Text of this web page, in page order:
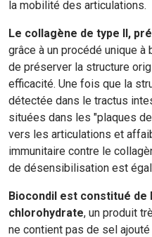
la mobilité des articulations.
Le collagène de type II,
grâce à un procédé unique
de préserver la structure
efficacité. Une fois que la
détectée dans le tractus
situées dans les "plaques
vers les articulations et
immunitaire contre le
de désensibilisation est
Biocondil est constitué de
chlorohydrate, un produit
ne contient pas de sel